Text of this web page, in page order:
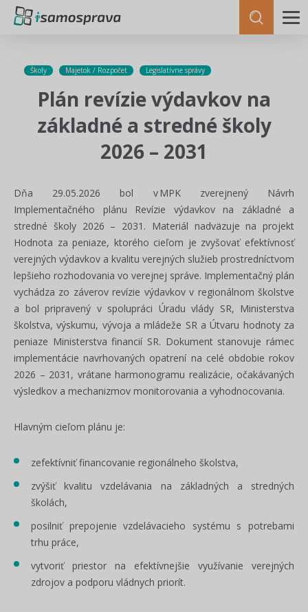
Školy Majetok / Rozpočet Legislatívne správy
Plán revízie výdavkov na
základné a stredné školy
2026 – 2031
Dňa 29.05.2026 bol v MPK zverejnený Návrh
Implementačného plánu Revízie výdavkov na základné a
stredné školy 2026 – 2031. Materiál nadväzuje na projekt
Hodnota za peniaze, ktorého cieľom je zvyšovať efektívnosť
verejných výdavkov a kvalitu verejných služieb prostredníctvom
lepšieho rozhodovania vo verejnej správe. Implementačný plán
vychádza zo záverov revízie výdavkov v regionálnom školstve
a bol pripravený v spolupráci Úradu vlády SR, Ministerstva
školstva, výskumu, vývoja a mládeže SR a Útvaru hodnoty za
peniaze Ministerstva financií SR. Dokument stanovuje rámec
implementácie navrhovaných opatrení na celé obdobie rokov
2026 – 2031, vrátane harmonogramu realizácie, očakávaných
výsledkov a mechanizmov monitorovania a vyhodnocovania.
Hlavným cieľom plánu je:
zefektívniť financovanie regionálneho školstva,
zvýšiť kvalitu vzdelávania na základných a stredných
školách,
posilniť prepojenie vzdelávacieho systému s potrebami
trhu práce,
vytvoriť priestor na efektívnejšie využívanie verejných
zdrojov a podporu vládnych priorít.